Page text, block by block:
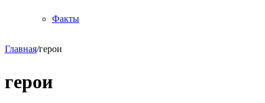
Факты
Главная/герои
герои